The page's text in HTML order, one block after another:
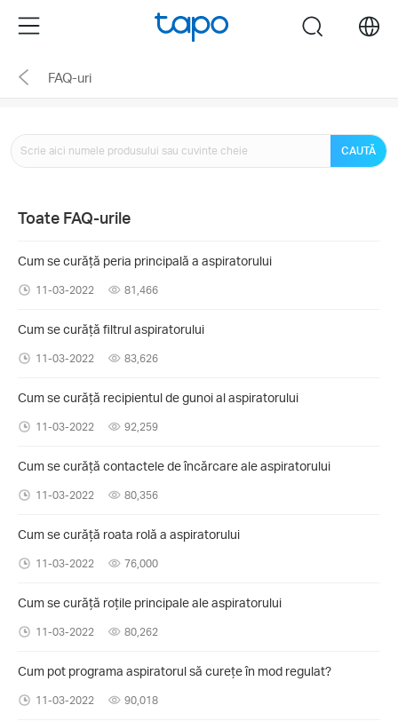
the
navigation
Menu search
FAQ-uri
CAUTĂ
Toate FAQ-urile
Cum se curăță peria principală a aspiratorului
11-03-2022 81,466
Cum se curăță filtrul aspiratorului
11-03-2022 83,626
Cum se curăță recipientul de gunoi al aspiratorului
11-03-2022 92,259
Cum se curăță contactele de încărcare ale aspiratorului
11-03-2022 80,356
Cum se curăță roata rolă a aspiratorului
11-03-2022 76,000
Cum se curăță roțile principale ale aspiratorului
11-03-2022 80,262
Cum pot programa aspiratorul să curețe în mod regulat?
11-03-2022 90,018